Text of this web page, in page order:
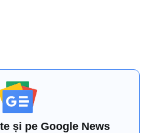
și pe Google News